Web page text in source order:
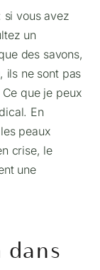
si vous avez
un
des savons,
ils ne sont pas
que je peux
En
peaux
crise, le
une